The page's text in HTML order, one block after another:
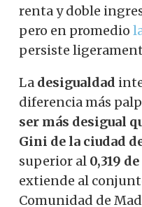
renta y doble
pero en promedio
persiste
La desigualdad
diferencia más
ser más desigual
Gini de la ciudad
superior al 0,319
extiende al
Comunidad de